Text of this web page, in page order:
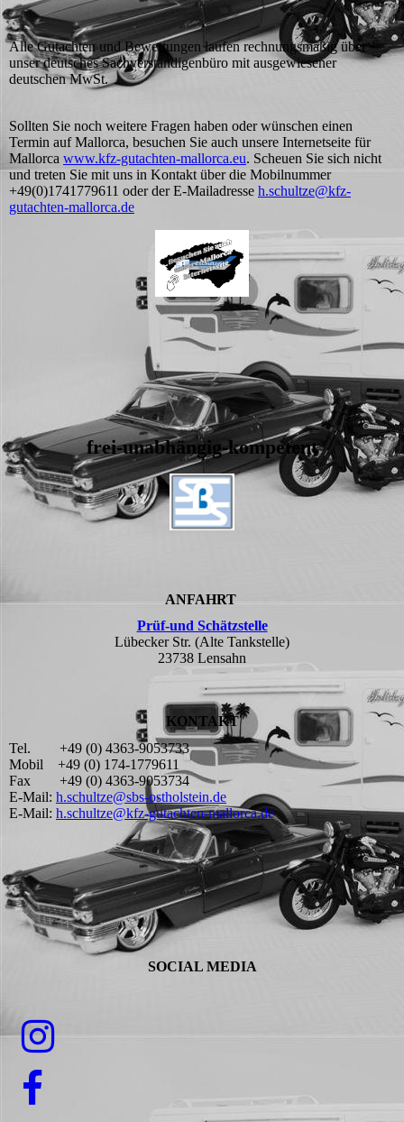
Alle Gutachten und Bewertungen laufen rechnungsmäßig über
unser deutsches Sachverständigenbüro mit ausgewiesener
deutschen MwSt.
Sollten Sie noch weitere Fragen haben oder wünschen einen
Termin auf Mallorca, besuchen Sie auch unsere Internetseite für
Mallorca www.kfz-gutachten-mallorca.eu. Scheuen Sie sich nicht
und treten Sie mit uns in Kontakt über die Mobilnummer
+49(0)1741779611 oder der E-Mailadresse h.schultze@kfz-
gutachten-mallorca.de
frei-unabhängig-kompetent
ANFAHRT
Prüf-und Schätzstelle
Lübecker Str. (Alte Tankstelle)
23738 Lensahn
KONTAKT
Tel. +49 (0) 4363-9053733
Mobil +49 (0) 174-1779611
Fax +49 (0) 4363-9053734
E-Mail: h.schultze@sbs-ostholstein.de
E-Mail: h.schultze@kfz-gutachten-mallorca.de
SOCIAL MEDIA